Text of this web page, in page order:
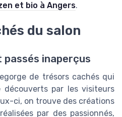
et bio à Angers.
du salon
passés inaperçus
de trésors cachés qui
par les visiteurs
ci, on trouve des créations
par des passionnés,